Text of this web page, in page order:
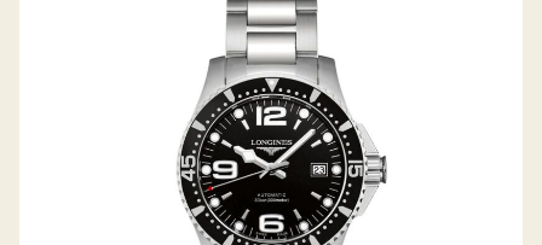
HYDROCONQUEST